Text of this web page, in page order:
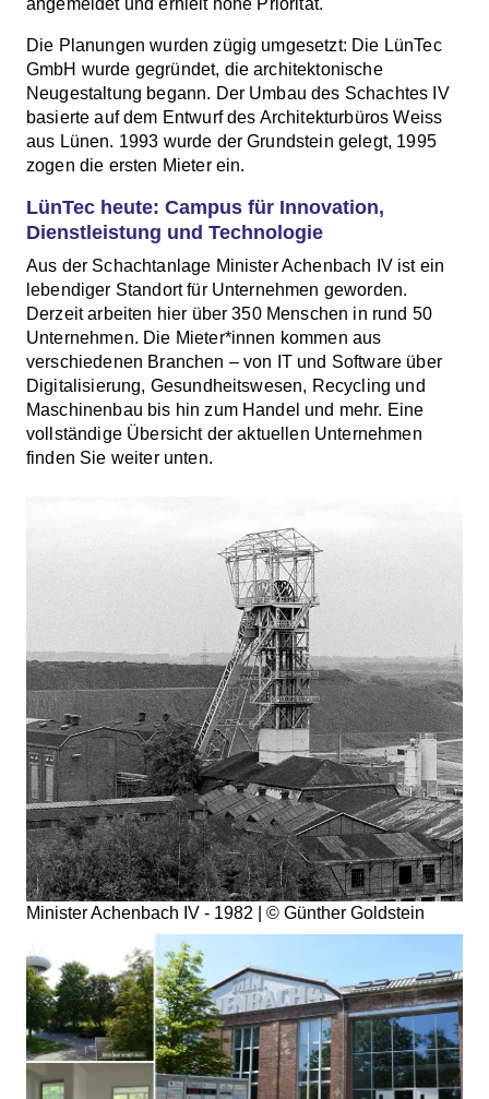
angemeldet und erhielt hohe Priorität.
Die Planungen wurden zügig umgesetzt: Die LünTec
GmbH wurde gegründet, die architektonische
Neugestaltung begann. Der Umbau des Schachtes IV
basierte auf dem Entwurf des Architekturbüros Weiss
aus Lünen. 1993 wurde der Grundstein gelegt, 1995
zogen die ersten Mieter ein.
LünTec heute: Campus für Innovation,
Dienstleistung und Technologie
Aus der Schachtanlage Minister Achenbach IV ist ein
lebendiger Standort für Unternehmen geworden.
Derzeit arbeiten hier über 350 Menschen in rund 50
Unternehmen. Die Mieter*innen kommen aus
verschiedenen Branchen – von IT und Software über
Digitalisierung, Gesundheitswesen, Recycling und
Maschinenbau bis hin zum Handel und mehr. Eine
vollständige Übersicht der aktuellen Unternehmen
finden Sie weiter unten.
Minister Achenbach IV - 1982 | © Günther Goldstein